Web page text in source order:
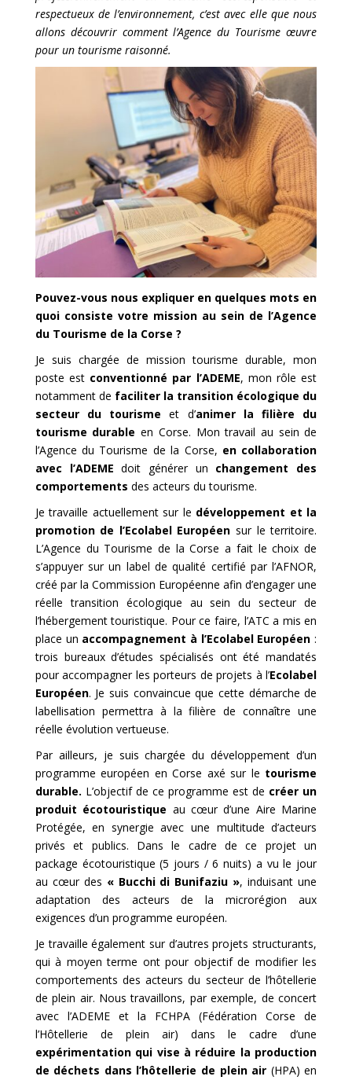
respectueux de l’environnement, c’est avec elle que nous
allons découvrir comment l’Agence du Tourisme œuvre
pour un tourisme raisonné.
Pouvez-vous nous expliquer en quelques mots en
quoi consiste votre mission au sein de l’Agence
du Tourisme de la Corse ?
Je suis chargée de mission tourisme durable, mon
poste est conventionné par l’ADEME, mon rôle est
notamment de faciliter la transition écologique du
secteur du tourisme et d’animer la filière du
tourisme durable en Corse. Mon travail au sein de
l’Agence du Tourisme de la Corse, en collaboration
avec l’ADEME doit générer un changement des
comportements des acteurs du tourisme.
Je travaille actuellement sur le développement et la
promotion de l’Ecolabel Européen sur le territoire.
L’Agence du Tourisme de la Corse a fait le choix de
s’appuyer sur un label de qualité certifié par l’AFNOR,
créé par la Commission Européenne afin d’engager une
réelle transition écologique au sein du secteur de
l’hébergement touristique. Pour ce faire, l’ATC a mis en
place un accompagnement à l’Ecolabel Européen :
trois bureaux d’études spécialisés ont été mandatés
pour accompagner les porteurs de projets à l’Ecolabel
Européen. Je suis convaincue que cette démarche de
labellisation permettra à la filière de connaître une
réelle évolution vertueuse.
Par ailleurs, je suis chargée du développement d’un
programme européen en Corse axé sur le tourisme
durable. L’objectif de ce programme est de créer un
produit écotouristique au cœur d’une Aire Marine
Protégée, en synergie avec une multitude d’acteurs
privés et publics. Dans le cadre de ce projet un
package écotouristique (5 jours / 6 nuits) a vu le jour
au cœur des « Bucchi di Bunifaziu », induisant une
adaptation des acteurs de la microrégion aux
exigences d’un programme européen.
Je travaille également sur d’autres projets structurants,
qui à moyen terme ont pour objectif de modifier les
comportements des acteurs du secteur de l’hôtellerie
de plein air. Nous travaillons, par exemple, de concert
avec l’ADEME et la FCHPA (Fédération Corse de
l’Hôtellerie de plein air) dans le cadre d’une
expérimentation qui vise à réduire la production
de déchets dans l’hôtellerie de plein air (HPA) en